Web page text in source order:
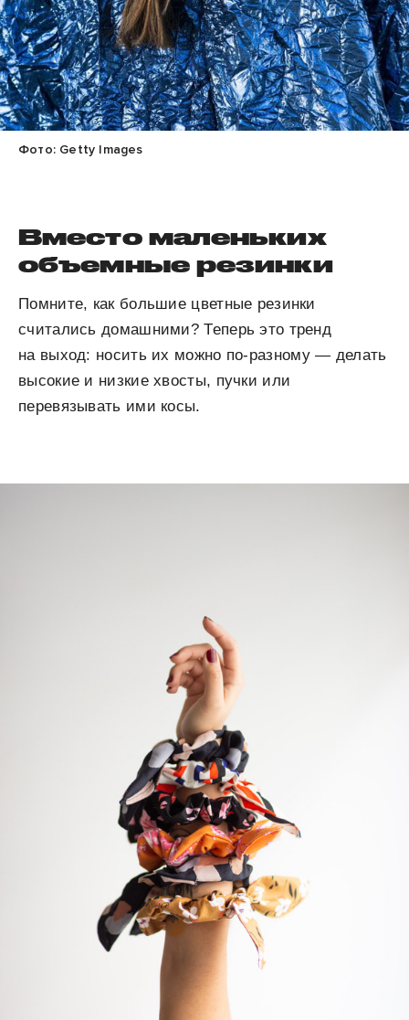
Фото: Getty Images
Вместо маленьких
объемные резинки
Помните, как большие цветные резинки
считались домашними? Теперь это тренд
на выход: носить их можно по-разному — делать
высокие и низкие хвосты, пучки или
перевязывать ими косы.